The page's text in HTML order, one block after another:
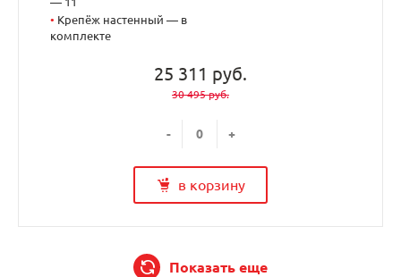
• Крепёж настенный — в
комплекте
25 311 руб.
30 495 руб.
- +
в корзину
Показать еще